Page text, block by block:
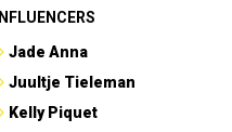
INFLUENCERS
Jade Anna
Juultje Tieleman
Kelly Piquet